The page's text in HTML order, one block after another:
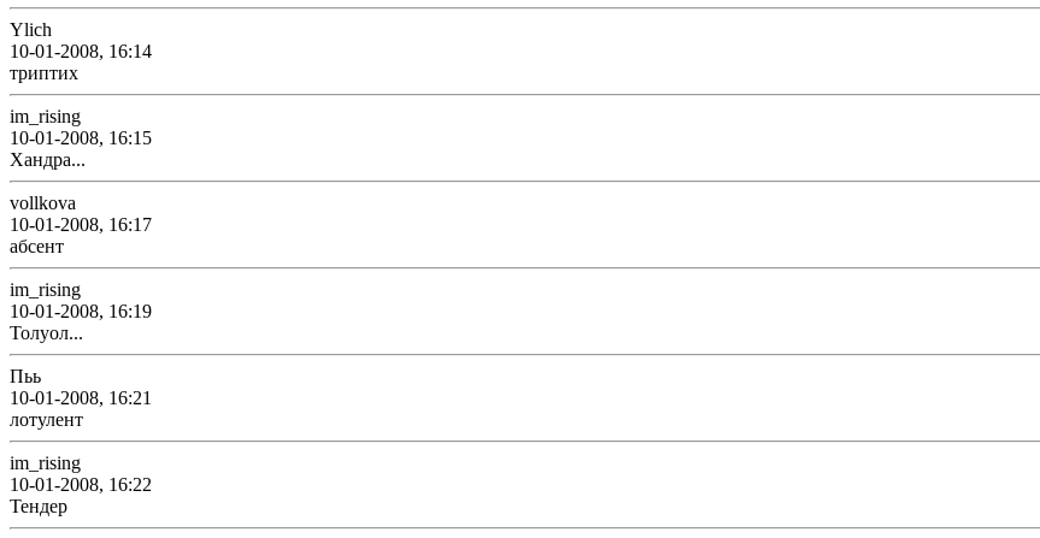
Ylich
10-01-2008, 16:14
триптих
im_rising
10-01-2008, 16:15
Хандра...
vollkova
10-01-2008, 16:17
абсент
im_rising
10-01-2008, 16:19
Толуол...
Пьь
10-01-2008, 16:21
лотулент
im_rising
10-01-2008, 16:22
Тендер